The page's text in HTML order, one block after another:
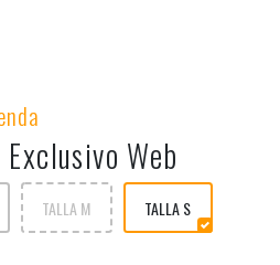
Web
TALLA M TALLA S